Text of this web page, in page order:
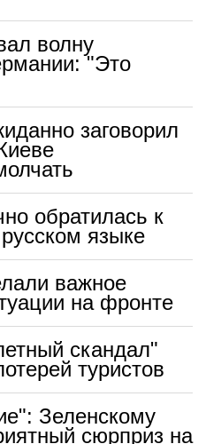
волну
"Это
заговорил
обратилась к
языке
важное
на фронте
скандал"
туристов
Зеленскому
сюрприз на